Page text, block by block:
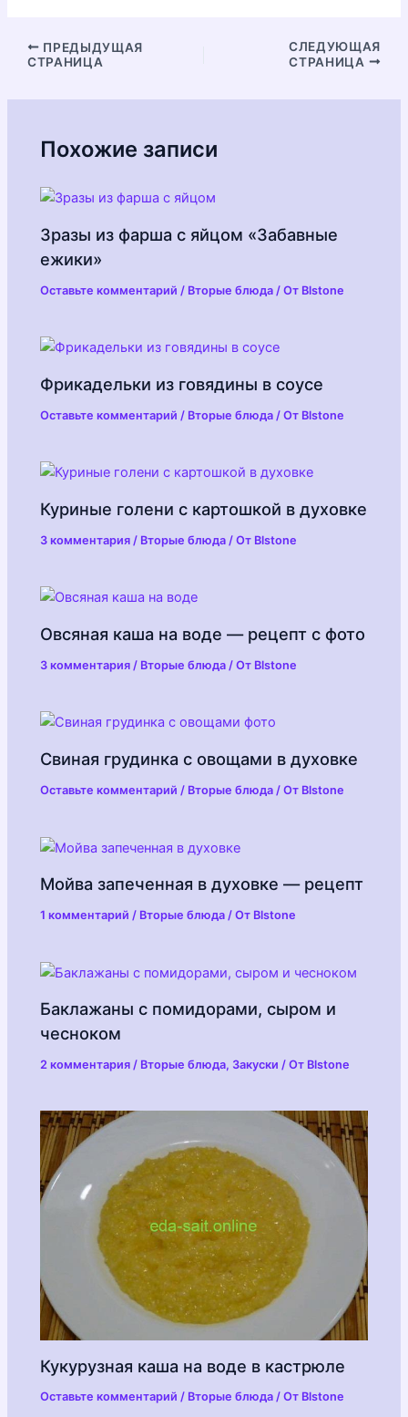
НавигацияПРЕДЫДУЩАЯ
СТРАНИЦА
СЛЕДУЮЩАЯ
СТРАНИЦА
Похожие записи
Зразы из фарша с яйцом «Забавные
ежики»
Оставьте комментарий / Вторые блюда / От Blstone
Фрикадельки из говядины в соусе
Оставьте комментарий / Вторые блюда / От Blstone
Куриные голени с картошкой в духовке
3 комментария / Вторые блюда / От Blstone
Овсяная каша на воде — рецепт с фото
3 комментария / Вторые блюда / От Blstone
Свиная грудинка с овощами в духовке
Оставьте комментарий / Вторые блюда / От Blstone
Мойва запеченная в духовке — рецепт
1 комментарий / Вторые блюда / От Blstone
Баклажаны с помидорами, сыром и
чесноком
2 комментария / Вторые блюда, Закуски / От Blstone
Кукурузная каша на воде в кастрюле
Оставьте комментарий / Вторые блюда / От Blstone